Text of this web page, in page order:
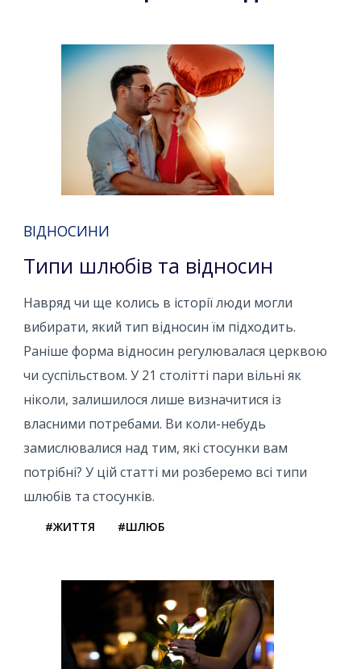
ВІДНОСИНИ
Типи шлюбів та відносин
Навряд чи ще колись в історії люди могли
вибирати, який тип відносин їм підходить.
Раніше форма відносин регулювалася церквою
чи суспільством. У 21 столітті пари вільні як
ніколи, залишилося лише визначитися із
власними потребами. Ви коли-небудь
замислювалися над тим, які стосунки вам
потрібні? У цій статті ми розберемо всі типи
шлюбів та стосунків.
#ЖИТТЯ #ШЛЮБ